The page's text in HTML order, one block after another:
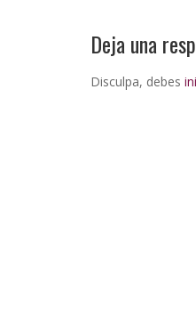
Deja una
Disculpa, debes